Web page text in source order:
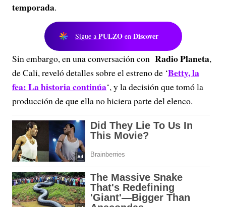
temporada.
Sigue a PULZO en Discover
Sin embargo, en una conversación con Radio Planeta,
de Cali, reveló detalles sobre el estreno de ‘Betty, la
fea: La historia continúa‘, y la decisión que tomó la
producción de que ella no hiciera parte del elenco.